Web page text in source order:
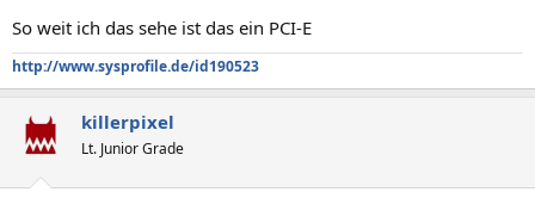
So weit ich das sehe ist das ein PCI-E
http://www.sysprofile.de/id190523
killerpixel
Lt. Junior Grade